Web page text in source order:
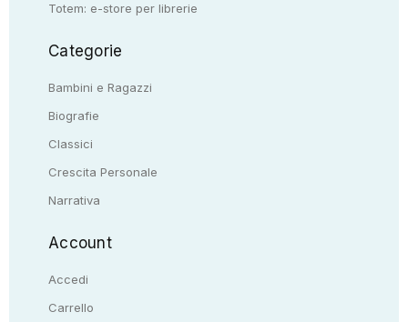
Totem: e-store per librerie
Categorie
Bambini e Ragazzi
Biografie
Classici
Crescita Personale
Narrativa
Account
Accedi
Carrello